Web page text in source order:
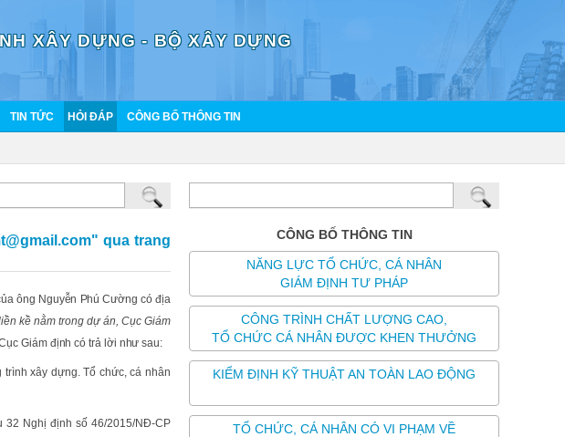
XÂY DỰNG - BỘ XÂY DỰNG
TIN TỨC HỎI ĐÁP CÔNG BỐ THÔNG TIN
qua trang
ông Nguyễn Phú Cường có địa
kề nằm trong dự án, Cục Giám
Giám định có trả lời như sau:
xây dựng. Tổ chức, cá nhân
Nghị định số 46/2015/NĐ-CP
CÔNG BỐ THÔNG TIN
NĂNG LỰC TỔ CHỨC, CÁ NHÂN
GIÁM ĐỊNH TƯ PHÁP
CÔNG TRÌNH CHẤT LƯỢNG CAO,
TỔ CHỨC CÁ NHÂN ĐƯỢC KHEN THƯỞNG
KIỂM ĐỊNH KỸ THUẬT AN TOÀN LAO ĐỘNG
TỔ CHỨC, CÁ NHÂN CÓ VI PHẠM VỀ